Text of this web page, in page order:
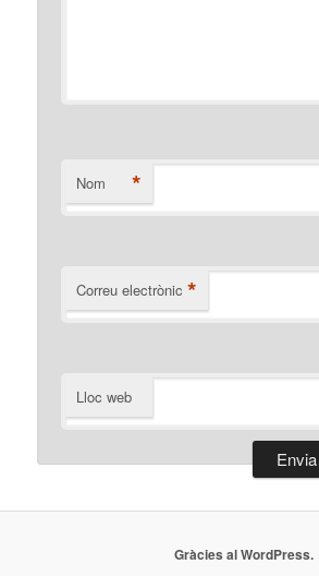
Nom *
Correu electrònic *
Lloc web
Gràcies al WordPress.